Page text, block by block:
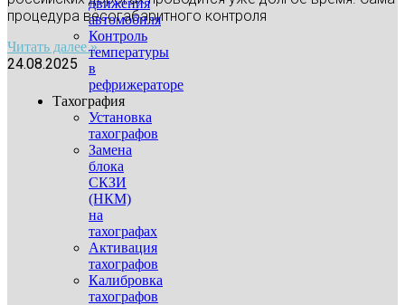
движения
автомобиля
Контроль
температуры
в
рефрижераторе
Тахография
Установка
тахографов
Замена
блока
СКЗИ
(НКМ)
на
тахографах
Активация
тахографов
Калибровка
тахографов
процедура весогабаритного контроля
Читать далее »
24.08.2025